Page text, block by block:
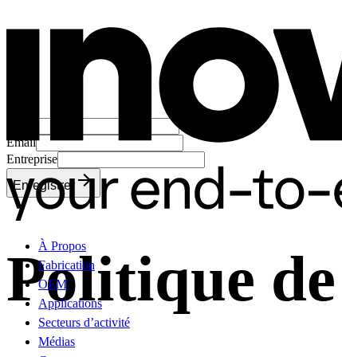
À Propos
Fabrication
OEM
Applications
Secteurs d’activité
Médias
Email
Entreprise
Enregistrer
Politique